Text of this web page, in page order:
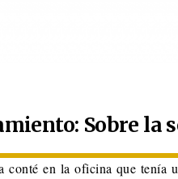
Sobre la
conté en la oficina que